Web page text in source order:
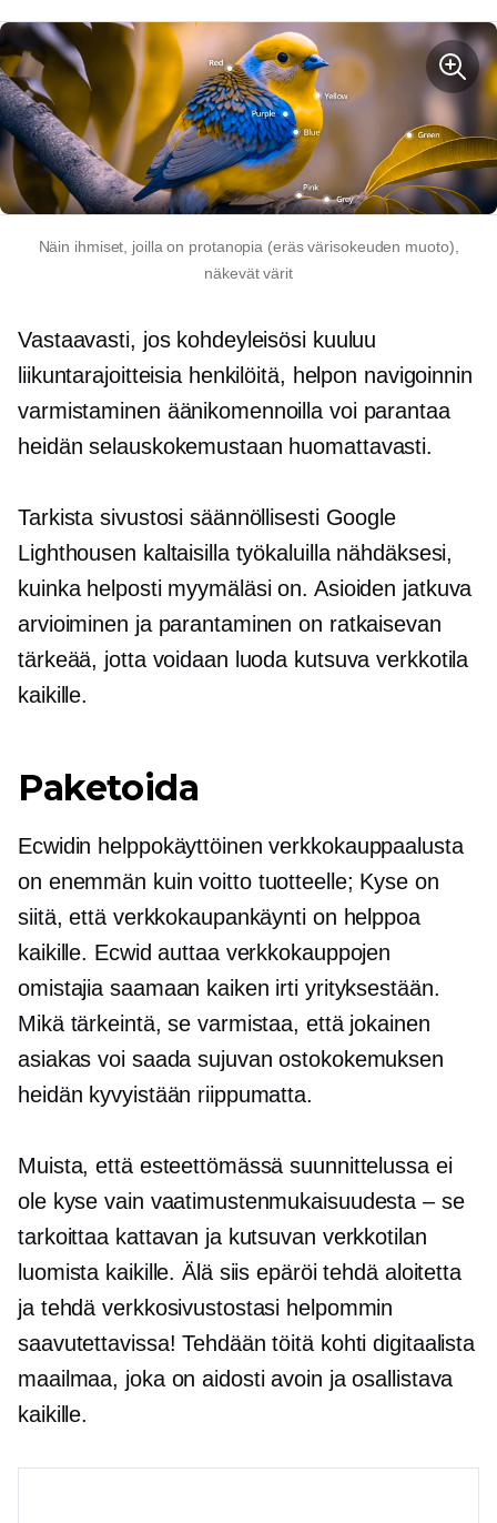
Näin ihmiset, joilla on protanopia (eräs värisokeuden muoto),
näkevät värit
Vastaavasti, jos kohdeyleisösi kuuluu
liikuntarajoitteisia henkilöitä, helpon navigoinnin
varmistaminen äänikomennoilla voi parantaa
heidän selauskokemustaan ​​huomattavasti.
Tarkista sivustosi säännöllisesti Google
Lighthousen kaltaisilla työkaluilla nähdäksesi,
kuinka helposti myymäläsi on. Asioiden jatkuva
arvioiminen ja parantaminen on ratkaisevan
tärkeää, jotta voidaan luoda kutsuva verkkotila
kaikille.
Paketoida
Ecwidin helppokäyttöinen verkkokauppaalusta
on enemmän kuin voitto tuotteelle; Kyse on
siitä, että verkkokaupankäynti on helppoa
kaikille. Ecwid auttaa verkkokauppojen
omistajia saamaan kaiken irti yrityksestään.
Mikä tärkeintä, se varmistaa, että jokainen
asiakas voi saada sujuvan ostokokemuksen
heidän kyvyistään riippumatta.
Muista, että esteettömässä suunnittelussa ei
ole kyse vain vaatimustenmukaisuudesta – se
tarkoittaa kattavan ja kutsuvan verkkotilan
luomista kaikille. Älä siis epäröi tehdä aloitetta
ja tehdä verkkosivustostasi helpommin
saavutettavissa! Tehdään töitä kohti digitaalista
maailmaa, joka on aidosti avoin ja osallistava
kaikille.